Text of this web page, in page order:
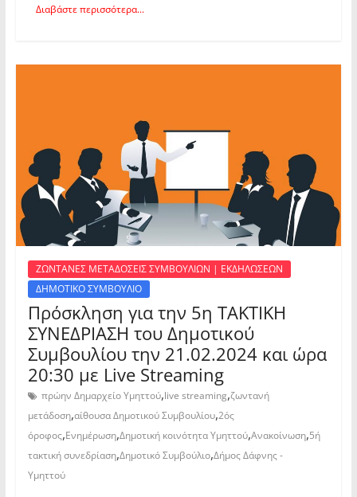
Διαβάστε περισσότερα...
ΖΩΝΤΑΝΕΣ ΜΕΤΑΔΟΣΕΙΣ ΣΥΜΒΟΥΛΙΩΝ | ΕΚΔΗΛΩΣΕΩΝ
ΔΗΜΟΤΙΚΟ ΣΥΜΒΟΥΛΙΟ
Πρόσκληση για την 5η ΤΑΚΤΙΚΗ
ΣΥΝΕΔΡΙΑΣΗ του Δημοτικού
Συμβουλίου την 21.02.2024 και ώρα
20:30 με Live Streaming
πρώην Δημαρχείο Υμηττού,live streaming,ζωντανή
μετάδοση,αίθουσα Δημοτικού Συμβουλίου,2ός
όροφος,Ενημέρωση,Δημοτική κοινότητα Υμηττού,Ανακοίνωση,5ή
τακτική συνεδρίαση,Δημοτικό Συμβούλιο,Δήμος Δάφνης -
Υμηττού